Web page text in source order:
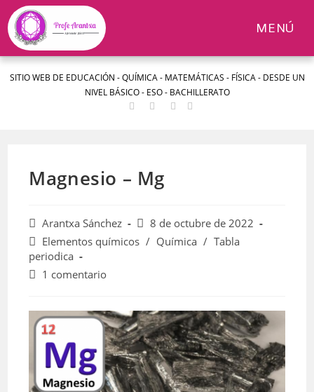
Ir
SITIO WEB DE EDUCACIÓN - QUÍMICA - MATEMÁTICAS - FÍSICA - DESDE UN
NIVEL BÁSICO - ESO - BACHILLERATO
MENÚ
Magnesio – Mg
Autor
de
la
entrada:
Arantxa Sánchez
Publicación
de
8 de octubre de 2022
Categoría
de
la
Elementos químicos / Química / Tabla
periodica
Comentarios
entrada:
1 comentario